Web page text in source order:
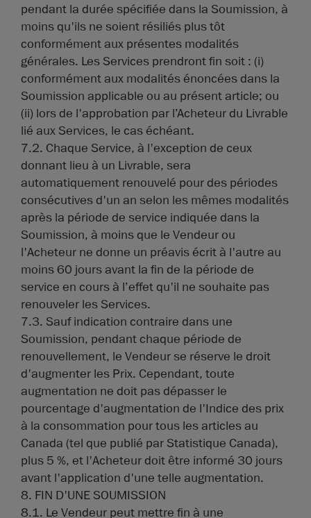
pendant la durée spécifiée dans la Soumission, à
moins qu'ils ne soient résiliés plus tôt
conformément aux présentes modalités
générales. Les Services prendront fin soit : (i)
conformément aux modalités énoncées dans la
Soumission applicable ou au présent article; ou
(ii) lors de l'approbation par l’Acheteur du Livrable
lié aux Services, le cas échéant.
7.2. Chaque Service, à l'exception de ceux
donnant lieu à un Livrable, sera
automatiquement renouvelé pour des périodes
consécutives d'un an selon les mêmes modalités
après la période de service indiquée dans la
Soumission, à moins que le Vendeur ou
l'Acheteur ne donne un préavis écrit à l'autre au
moins 60 jours avant la fin de la période de
service en cours à l’effet qu'il ne souhaite pas
renouveler les Services.
7.3. Sauf indication contraire dans une
Soumission, pendant chaque période de
renouvellement, le Vendeur se réserve le droit
d'augmenter les Prix. Cependant, toute
augmentation ne doit pas dépasser le
pourcentage d'augmentation de l'Indice des prix
à la consommation pour tous les articles au
Canada (tel que publié par Statistique Canada),
plus 5 %, et l'Acheteur doit être informé 30 jours
avant l'application d'une telle augmentation.
8. FIN D'UNE SOUMISSION
8.1. Le Vendeur peut mettre fin à une